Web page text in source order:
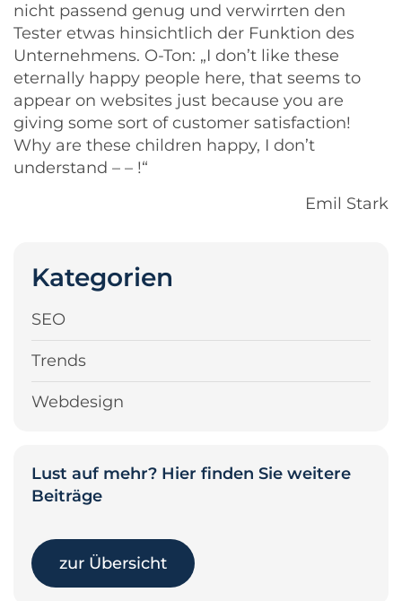
nicht passend genug und verwirrten den
Tester etwas hinsichtlich der Funktion des
Unternehmens. O-Ton: „I don’t like these
eternally happy people here, that seems to
appear on websites just because you are
giving some sort of customer satisfaction!
Why are these children happy, I don’t
understand – – !“
Emil Stark
Kategorien
SEO
Trends
Webdesign
Lust auf mehr? Hier finden Sie weitere
Beiträge
zur Übersicht